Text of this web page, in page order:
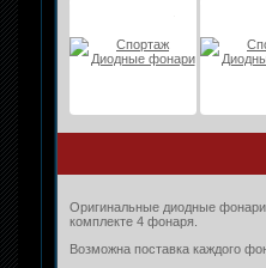
Оригинальные диодные фонари
комплекте 4 фонаря.
Возможна поставка каждого